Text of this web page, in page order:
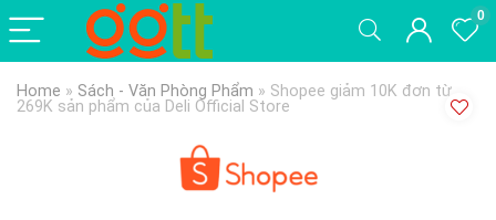
0
Home » Sách - Văn Phòng Phẩm » Shopee giảm 10K đơn từ
269K sản phẩm của Deli Official Store